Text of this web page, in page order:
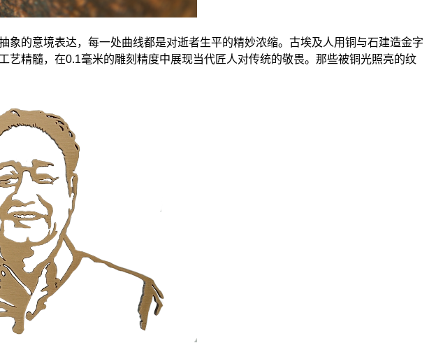
象的意境表达，每一处曲线都是对逝者生平的精妙浓缩。古埃及人用铜与石建造金字
精髓，在0.1毫米的雕刻精度中展现当代匠人对传统的敬畏。那些被铜光照亮的纹